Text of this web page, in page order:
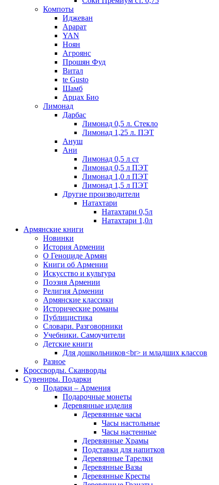
Компоты
Иджеван
Арарат
YAN
Ноян
Агроянс
Прошян Фуд
Витал
te Gusto
Шамб
Арцах Био
Лимонад
Дарбас
Лимонад 0,5 л. Стекло
Лимонад 1,25 л. ПЭТ
Ануш
Ани
Лимонад 0,5 л ст
Лимонад 0,5 л ПЭТ
Лимонад 1,0 л ПЭТ
Лимонад 1,5 л ПЭТ
Другие производители
Натахтари
Натахтари 0,5л
Натахтари 1,0л
Армянские книги
Новинки
История Армении
О Геноциде Армян
Книги об Армении
Иcкусство и культура
Поэзия Армении
Религия Армении
Армянские классики
Исторические романы
Публицистика
Словари. Разговорники
Учебники. Самоучители
Детские книги
Для дошкольников<br> и младших классов
Разное
Кроссворды. Сканворды
Сувениры. Подарки
Подарки – Армения
Подарочные монеты
Деревянные изделия
Деревянные часы
Часы настольные
Часы настенные
Деревянные Храмы
Подставки для напитков
Деревянные Тарелки
Деревянные Вазы
Деревянные Кресты